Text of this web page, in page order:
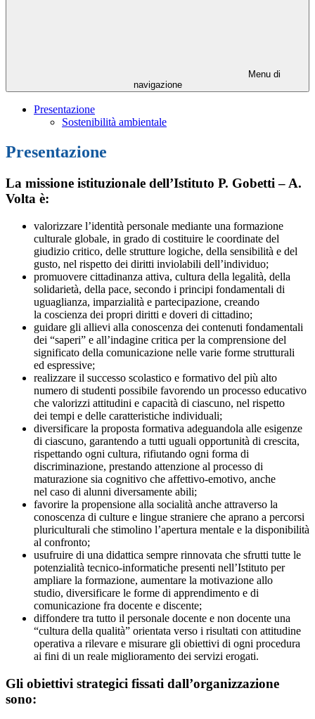
Menu di
navigazione
Presentazione
Sostenibilità ambientale
Presentazione
La missione istituzionale dell’Istituto P. Gobetti – A.
Volta è:
valorizzare l’identità personale mediante una formazione
culturale globale, in grado di costituire le coordinate del
giudizio critico, delle strutture logiche, della sensibilità e del
gusto, nel rispetto dei diritti inviolabili dell’individuo;
promuovere cittadinanza attiva, cultura della legalità, della
solidarietà, della pace, secondo i principi fondamentali di
uguaglianza, imparzialità e partecipazione, creando
la coscienza dei propri diritti e doveri di cittadino;
guidare gli allievi alla conoscenza dei contenuti fondamentali
dei “saperi” e all’indagine critica per la comprensione del
significato della comunicazione nelle varie forme strutturali
ed espressive;
realizzare il successo scolastico e formativo del più alto
numero di studenti possibile favorendo un processo educativo
che valorizzi attitudini e capacità di ciascuno, nel rispetto
dei tempi e delle caratteristiche individuali;
diversificare la proposta formativa adeguandola alle esigenze
di ciascuno, garantendo a tutti uguali opportunità di crescita,
rispettando ogni cultura, rifiutando ogni forma di
discriminazione, prestando attenzione al processo di
maturazione sia cognitivo che affettivo-emotivo, anche
nel caso di alunni diversamente abili;
favorire la propensione alla socialità anche attraverso la
conoscenza di culture e lingue straniere che aprano a percorsi
pluriculturali che stimolino l’apertura mentale e la disponibilità
al confronto;
usufruire di una didattica sempre rinnovata che sfrutti tutte le
potenzialità tecnico-informatiche presenti nell’Istituto per
ampliare la formazione, aumentare la motivazione allo
studio, diversificare le forme di apprendimento e di
comunicazione fra docente e discente;
diffondere tra tutto il personale docente e non docente una
“cultura della qualità” orientata verso i risultati con attitudine
operativa a rilevare e misurare gli obiettivi di ogni procedura
ai fini di un reale miglioramento dei servizi erogati.
Gli obiettivi strategici fissati dall’organizzazione
sono: